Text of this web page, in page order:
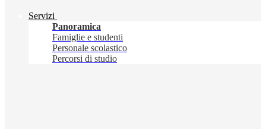
Servizi
Panoramica
Famiglie e studenti
Personale scolastico
Percorsi di studio